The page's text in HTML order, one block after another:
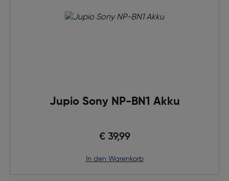
Jupio Sony NP-BN1 Akku
€ 39,99
in den Warenkorb